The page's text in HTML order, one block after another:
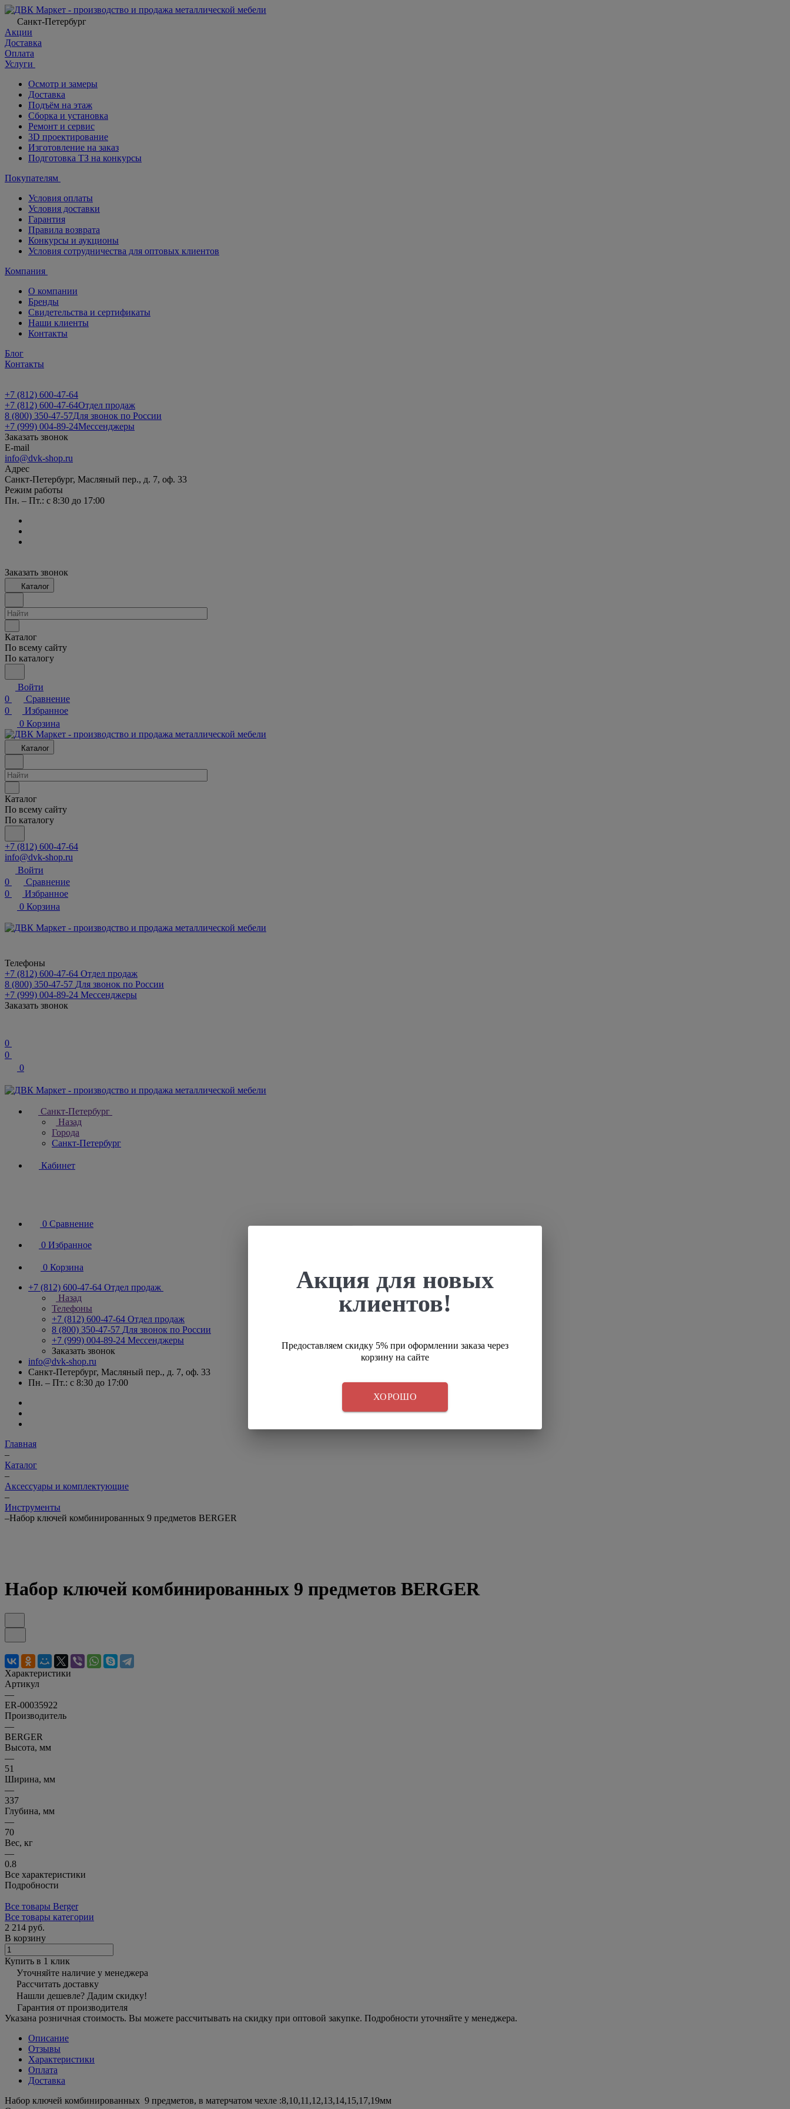
Санкт-Петербург
Акции
Доставка
Оплата
Услуги
Осмотр и замеры
Доставка
Подъём на этаж
Сборка и установка
Ремонт и сервис
3D проектирование
Изготовление на заказ
Подготовка ТЗ на конкурсы
Покупателям
Условия оплаты
Условия доставки
Гарантия
Правила возврата
Конкурсы и аукционы
Условия сотрудничества для оптовых клиентов
Компания
О компании
Бренды
Свидетельства и сертификаты
Наши клиенты
Контакты
Блог
Контакты
+7 (812) 600-47-64
+7 (812) 600-47-64Отдел продаж
8 (800) 350-47-57Для звонок по России
+7 (999) 004-89-24Мессенджеры
Заказать звонок
E-mail
info@dvk-shop.ru
Адрес
Санкт-Петербург, Масляный пер., д. 7, оф. 33
Режим работы
Пн. – Пт.: с 8:30 до 17:00
Заказать звонок
Каталог
Каталог
По всему сайту
По каталогу
Войти
0
Сравнение
0
Избранное
0 Корзина
Каталог
Каталог
По всему сайту
По каталогу
+7 (812) 600-47-64
info@dvk-shop.ru
Войти
0
Сравнение
0
Избранное
0 Корзина
Телефоны
+7 (812) 600-47-64 Отдел продаж
8 (800) 350-47-57 Для звонок по России
+7 (999) 004-89-24 Мессенджеры
Заказать звонок
0
0
0
Санкт-Петербург
Назад
Города
Санкт-Петербург
Кабинет
0 Сравнение
0 Избранное
0 Корзина
+7 (812) 600-47-64 Отдел продаж
Назад
Телефоны
+7 (812) 600-47-64 Отдел продаж
8 (800) 350-47-57 Для звонок по России
+7 (999) 004-89-24 Мессенджеры
Заказать звонок
info@dvk-shop.ru
Санкт-Петербург, Масляный пер., д. 7, оф. 33
Пн. – Пт.: с 8:30 до 17:00
Главная
–
Каталог
–
Аксессуары и комплектующие
–
Инструменты
–Набор ключей комбинированных 9 предметов BERGER
Набор ключей комбинированных 9 предметов BERGER
Характеристики
Артикул
—
ER-00035922
Производитель
—
BERGER
Высота, мм
—
51
Ширина, мм
—
337
Глубина, мм
—
70
Вес, кг
—
0.8
Все характеристики
Подробности
Все товары Berger
Все товары категории
2 214 руб.
В корзину
Купить в 1 клик
Уточняйте наличие у менеджера
Рассчитать доставку
Нашли дешевле? Дадим скидку!
Гарантия от производителя
Указана розничная стоимость. Вы можете рассчитывать на скидку при оптовой закупке. Подробности уточняйте у менеджера.
Описание
Отзывы
Характеристики
Оплата
Доставка
Набор ключей комбинированных 9 предметов, в матерчатом чехле :8,10,11,12,13,14,15,17,19мм
Акция для новых
клиентов!
Предоставляем скидку 5% при оформлении заказа через
корзину на сайте
ХОРОШО